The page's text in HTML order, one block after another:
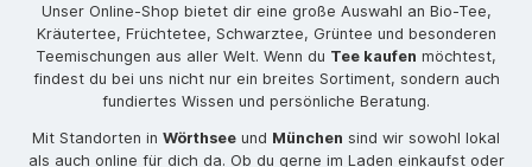
Unser Online-Shop bietet dir eine große Auswahl an Bio-Tee,
Kräutertee, Früchtetee, Schwarztee, Grüntee und besonderen
Teemischungen aus aller Welt. Wenn du Tee kaufen möchtest,
findest du bei uns nicht nur ein breites Sortiment, sondern auch
fundiertes Wissen und persönliche Beratung.
Mit Standorten in Wörthsee und München sind wir sowohl lokal
als auch online für dich da. Ob du gerne im Laden einkaufst oder